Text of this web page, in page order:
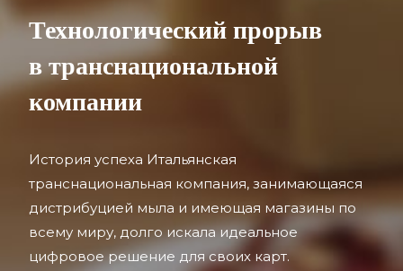
Технологический прорыв
в транснациональной
компании
История успеха Итальянская
транснациональная компания, занимающаяся
дистрибуцией мыла и имеющая магазины по
всему миру, долго искала идеальное
цифровое решение для своих карт.